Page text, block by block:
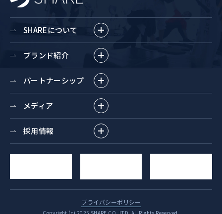
SHAREについて
ブランド紹介
パートナーシップ
メディア
採用情報
プライバシーポリシー